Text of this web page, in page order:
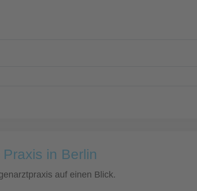
in Berlin
auf einen Blick.